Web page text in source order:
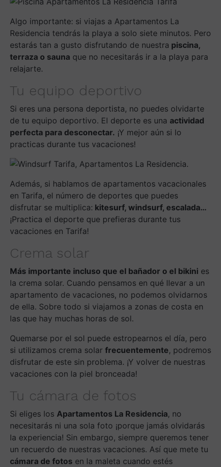
Algo importante: si viajas a Apartamentos La
Residencia tendrás la playa a solo siete minutos. Pero
estarás tan a gusto disfrutando de nuestra piscina,
terraza o sauna que no necesitarás ir a la playa para
relajarte.
Tu equipo deportivo
Si eres una persona deportista, no puedes olvidarte
de tu equipo deportivo. El deporte es una actividad
perfecta para desconectar. ¡Y mejor aún si lo
practicas durante tus vacaciones!
Además, si hablamos de apartamentos vacacionales
en Tarifa, el número de deportes que puedes
disfrutar se multiplica: kitesurf, windsurf, escalada…
¡Practica el deporte que prefieras durante tus
vacaciones en Tarifa!
Crema solar
Más importante incluso que el bañador o el bikini es
la crema solar. Cuando pensamos en qué llevar a un
apartamento de vacaciones, no podemos olvidarnos
de ella. Sobre todo si viajamos a zonas de costa en
las que hay muchas horas de sol.
Quemarse por el sol puede estropearnos el día, pero
si utilizamos crema solar frecuentemente, podremos
disfrutar de este sin problema. ¡Y volver de nuestras
vacaciones con la piel bronceada!
Tu cámara de fotos
Si eliges los Apartamentos La Residencia, no
necesitarás ni una sola foto ¡porque jamás olvidarás
la experiencia! Sin embargo, siempre queremos tener
un recuerdo de nuestras vacaciones. Así que mete tu
cámara de fotos en la maleta cuando estés